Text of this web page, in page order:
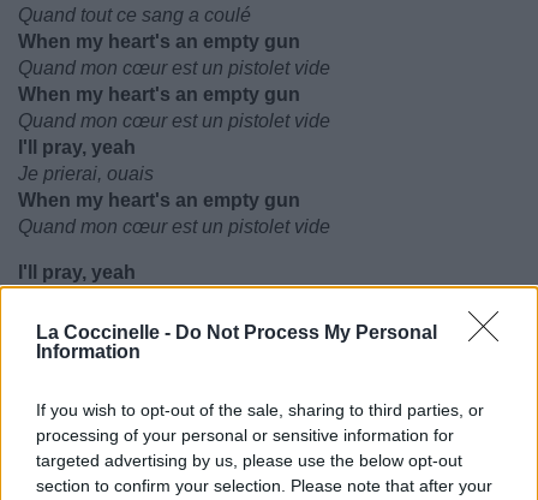
La Coccinelle - Do Not Process My Personal
Information
If you wish to opt-out of the sale, sharing to third parties, or
processing of your personal or sensitive information for
targeted advertising by us, please use the below opt-out
section to confirm your selection. Please note that after your
Quand tout ce sang a coulé
When my heart's an empty gun
Quand mon cœur est un pistolet vide
When my heart's an empty gun
Quand mon cœur est un pistolet vide
I'll pray, yeah
Je prierai, ouais
When my heart's an empty gun
Quand mon cœur est un pistolet vide
I'll pray, yeah
When my heart's an empty gun
Quand mon cœur est un pistolet vide
Je prierai
I'll pray
Je prierai